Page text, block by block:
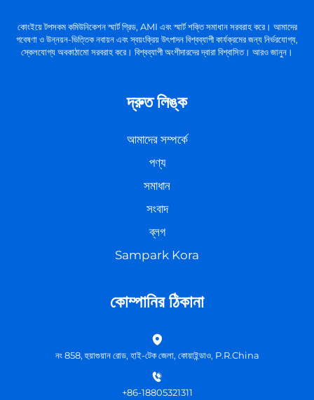
কোংইয়ে টপসকম কমিউনিকেশন স্মার্ট গ্রিড, AMI এবং স্মার্ট শক্তি সমাধান সরবরাহ করে। আমাদের
গবেষণা ও উন্নয়ন-ভিত্তিক নবায়ন এবং স্বয়ংক্রিয় উৎপাদন বিশ্বব্যাপী কার্যক্রমের জন্য নির্ভরযোগ্য,
স্কেলযোগ্য অবকাঠামো সরবরাহ করে। বিশ্বব্যাপী অংশীদারদের দ্বারা বিশ্বাসিত। আরও জানুন।
দ্রুত লিঙ্ক
আমাদের সম্পর্কে
পণ্য
সমাধান
সংবাদ
ব্লগ
Sampark Kora
কোম্পানির ঠিকানা
নং 858, হুয়াগুয়ান রোড, হাই-টেক জেলা, কোয়াইন্ডাও, P.R.China
+86-18805321311